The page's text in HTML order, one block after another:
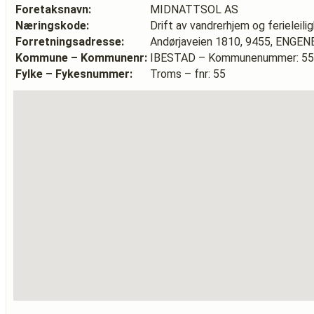
Foretaksnavn:
MIDNATTSOL AS
Næringskode:
Drift av vandrerhjem og
Forretningsadresse:
Andørjaveien 1810, 9455,
Kommune – Kommunenr: IBESTAD – Kommunenummer:
Fylke – Fykesnummer:
Troms – fnr: 55